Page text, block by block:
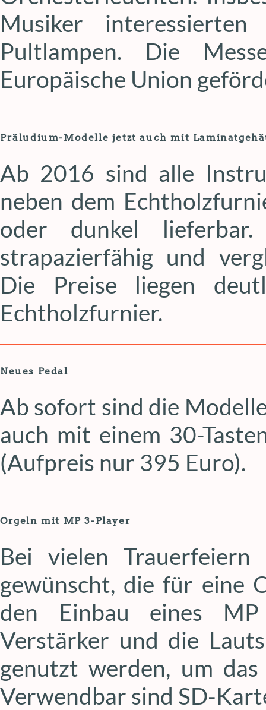
Musiker
Pultlampen. Die
Europäische Union
Präludium-Modelle jetzt auch mit
Ab 2016 sind alle
neben dem
oder dunkel
strapazierfähig und
Die Preise liegen
Echtholzfurnier.
Neues Pedal
Ab sofort sind die
auch mit einem 30-
(Aufpreis nur 395 Euro).
Orgeln mit MP 3-Player
Bei vielen
gewünscht, die für eine
den Einbau eines
Verstärker und die
genutzt werden, um das
Verwendbar sind SD-